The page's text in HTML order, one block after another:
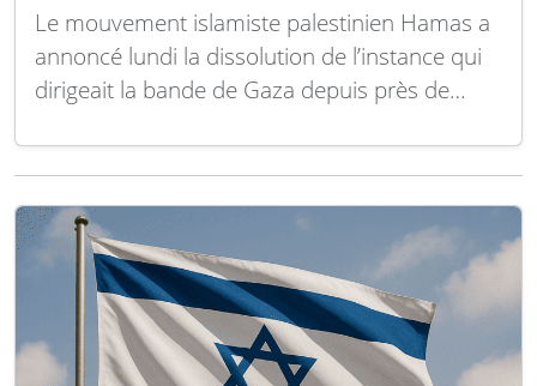
Le mouvement islamiste palestinien Hamas a
annoncé lundi la dissolution de l’instance qui
dirigeait la bande de Gaza depuis près de
d’un comité technocratique chargé de
marque un changement politique important
pour le Hamas, qui…Lire la suite